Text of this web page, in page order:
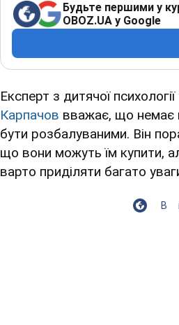
Будьте першими у
OBOZ.UA у Google
Експерт з дитячої
Карпачов вважає, що немає
бути розбалуваними. Він
що вони можуть їм купити,
варто приділяти багато